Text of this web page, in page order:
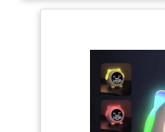
comme lampe de chevet, de nuit
ou de lecture. Double Modes
d'Alarme et Fonction Jour
Ouvrable/Week-end: Le LED
reveil matin prend en charge 2
alarmes distinctes pour des
horaires différents ou pour